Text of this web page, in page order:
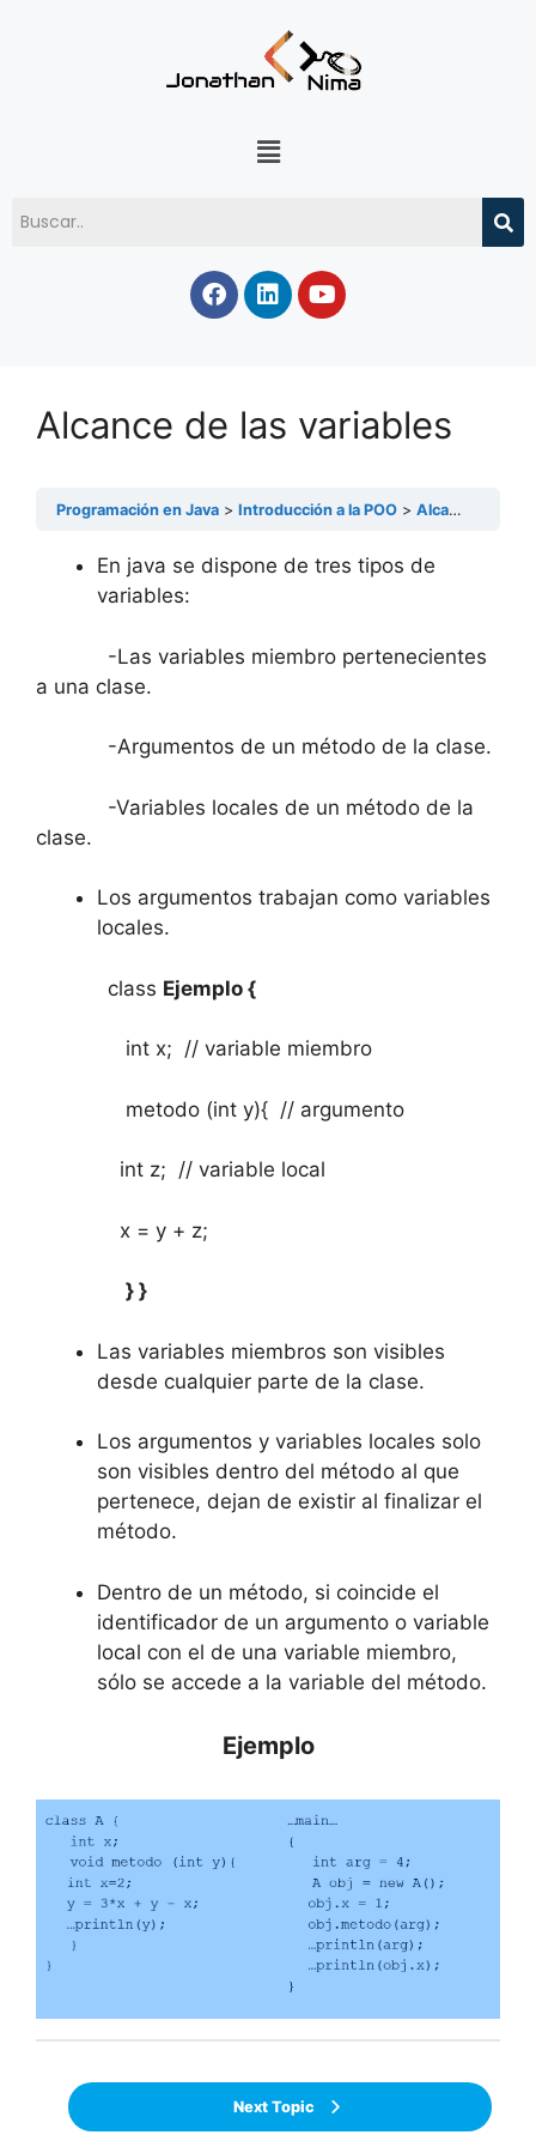
Alcance de las variables
Programación en Java Introducción a la POO Alcance de las variables
En java se dispone de tres tipos de
variables:
-Las variables miembro pertenecientes
a una clase.
-Argumentos de un método de la clase.
-Variables locales de un método de la
clase.
Los argumentos trabajan como variables
locales.
class Ejemplo {
int x; // variable miembro
metodo (int y){ // argumento
int z; // variable local
x = y + z;
} }
Las variables miembros son visibles
desde cualquier parte de la clase.
Los argumentos y variables locales solo
son visibles dentro del método al que
pertenece, dejan de existir al finalizar el
método.
Dentro de un método, si coincide el
identificador de un argumento o variable
local con el de una variable miembro,
sólo se accede a la variable del método.
Ejemplo
Next Topic